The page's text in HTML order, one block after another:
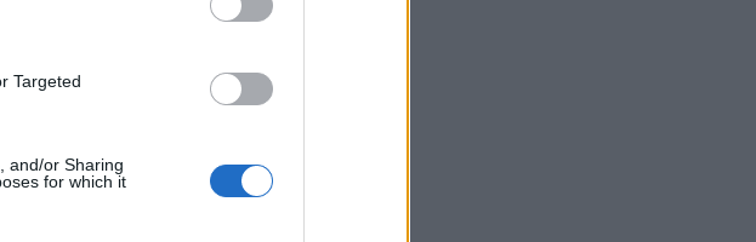
Targeted
and/or Sharing
for which it